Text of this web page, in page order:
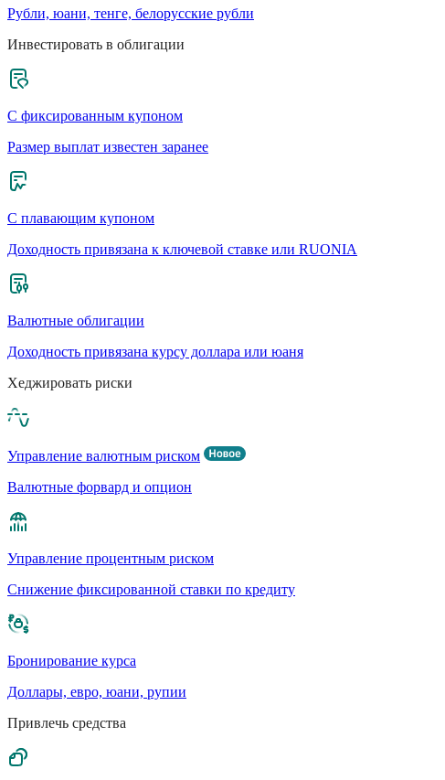
Рубли, юани, тенге, белорусские рубли
Инвестировать в облигации
С фиксированным купоном
Размер выплат известен заранее
С плавающим купоном
Доходность привязана к ключевой ставке или RUONIA
Валютные облигации
Доходность привязана курсу доллара или юаня
Хеджировать риски
Управление валютным риском
Валютные форвард и опцион
Управление процентным риском
Cнижение фиксированной ставки по кредиту
Бронирование курса
Доллары, евро, юани, рупии
Привлечь средства